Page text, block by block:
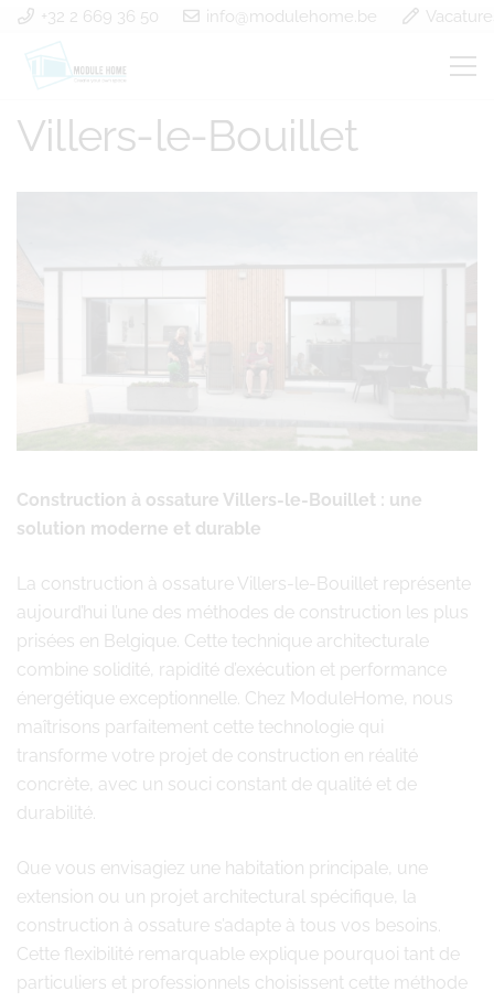
+32 2 669 36 50 info@modulehome.be
Construction à ossature
Villers-le-Bouillet
Construction à ossature Villers-le-Bouillet : une
solution moderne et durable
La construction à ossature Villers-le-Bouillet représente
aujourd’hui l’une des méthodes de construction les plus
prisées en Belgique. Cette technique architecturale
combine solidité, rapidité d’exécution et performance
énergétique exceptionnelle. Chez ModuleHome, nous
maîtrisons parfaitement cette technologie qui
transforme votre projet de construction en réalité
concrète, avec un souci constant de qualité et de
durabilité.
Que vous envisagiez une habitation principale, une
extension ou un projet architectural spécifique, la
construction à ossature s’adapte à tous vos besoins.
Cette flexibilité remarquable explique pourquoi tant de
particuliers et professionnels choisissent cette méthode